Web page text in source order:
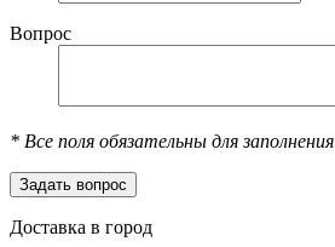
Вопрос
* Все поля обязательны для заполнения
Доставка в город